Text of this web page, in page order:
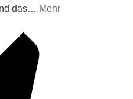
das… Mehr